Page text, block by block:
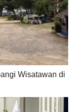
Wisatawan di